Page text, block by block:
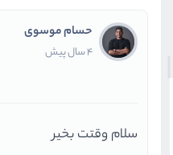
حسام موسوی
4 سال پیش
سلام وقتت بخیر